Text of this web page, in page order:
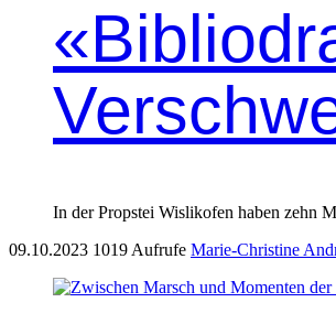
In der Prop­stei Wis­likofen haben zehn
09.10.2023 1019 Aufrufe Marie-Christine